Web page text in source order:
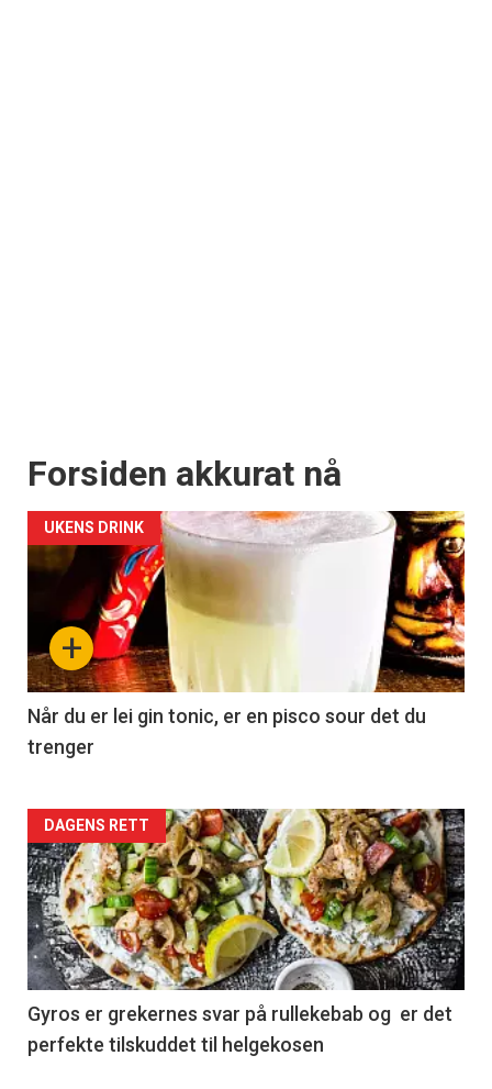
Forsiden akkurat nå
+
UKENS DRINK
Når du er lei gin tonic, er en pisco sour det du
trenger
Forsiden
akkurat
nå
-
2
DAGENS RETT
Gyros er grekernes svar på rullekebab og er det
perfekte tilskuddet til helgekosen